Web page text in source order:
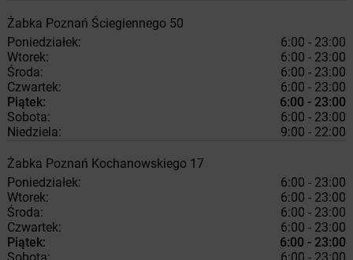
Żabka Poznań Ściegiennego 50
Poniedziałek:
6:00 - 23:00
Wtorek:
6:00 - 23:00
Środa:
6:00 - 23:00
Czwartek:
6:00 - 23:00
Piątek:
6:00 - 23:00
Sobota:
6:00 - 23:00
Niedziela:
9:00 - 22:00
Żabka Poznań Kochanowskiego 17
Poniedziałek:
6:00 - 23:00
Wtorek:
6:00 - 23:00
Środa:
6:00 - 23:00
Czwartek:
6:00 - 23:00
Piątek:
6:00 - 23:00